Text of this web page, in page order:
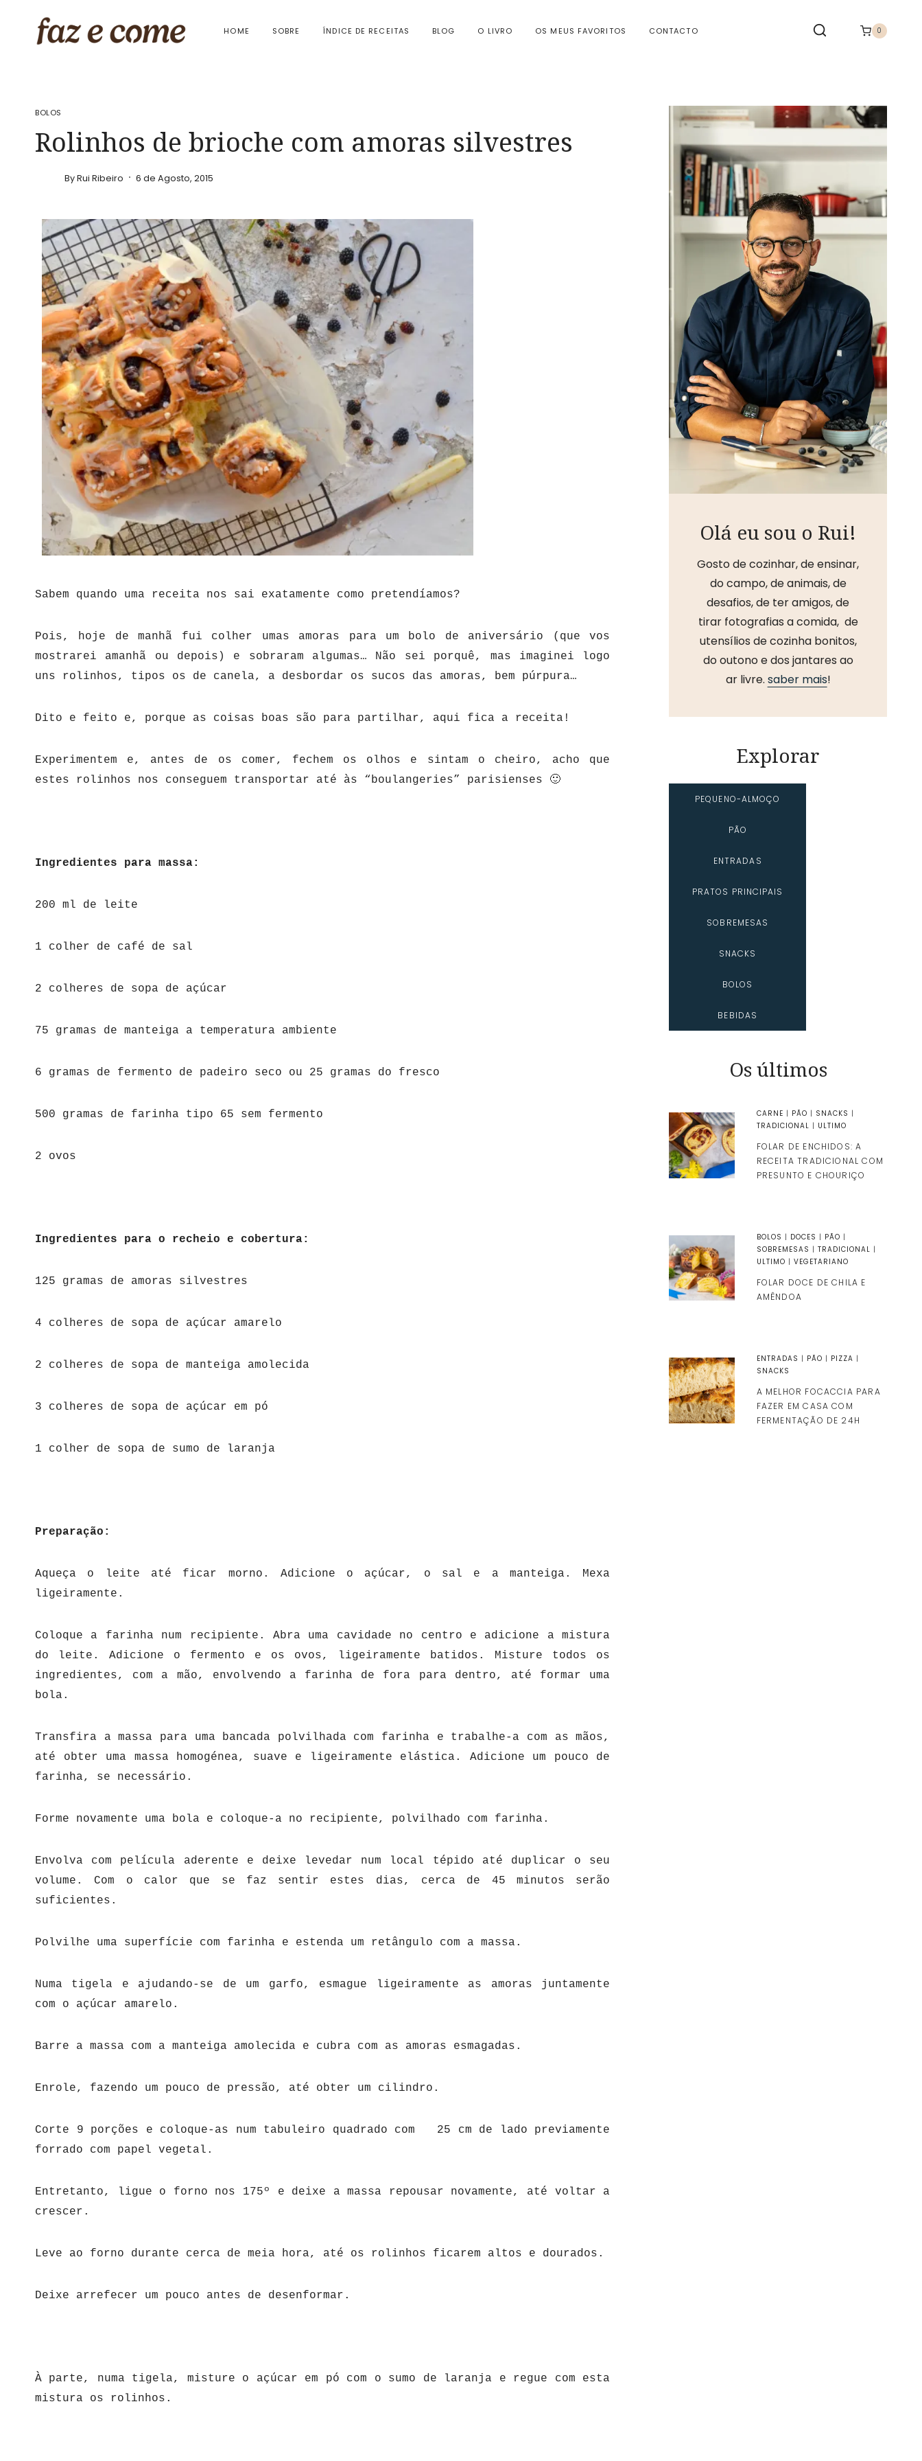
content
HOME SOBRE ÍNDICE DE RECEITAS BLOG O LIVRO OS MEUS FAVORITOS CONTACTO 0
BOLOS
Rolinhos de brioche com amoras silvestres
ByRui Ribeiro 6 de Agosto, 2015
Sabem quando uma receita nos sai exatamente como pretendíamos?
Pois, hoje de manhã fui colher umas amoras para um bolo de aniversário (que vos
mostrarei amanhã ou depois) e sobraram algumas… Não sei porquê, mas imaginei logo
uns rolinhos, tipos os de canela, a desbordar os sucos das amoras, bem púrpura…
Dito e feito e, porque as coisas boas são para partilhar, aqui fica a receita!
Experimentem e, antes de os comer, fechem os olhos e sintam o cheiro, acho que
estes rolinhos nos conseguem transportar até às “boulangeries” parisienses 🙂
Ingredientes para massa:
200 ml de leite
1 colher de café de sal
2 colheres de sopa de açúcar
75 gramas de manteiga a temperatura ambiente
6 gramas de fermento de padeiro seco ou 25 gramas do fresco
500 gramas de farinha tipo 65 sem fermento
2 ovos
Ingredientes para o recheio e cobertura:
125 gramas de amoras silvestres
4 colheres de sopa de açúcar amarelo
2 colheres de sopa de manteiga amolecida
3 colheres de sopa de açúcar em pó
1 colher de sopa de sumo de laranja
Preparação:
Aqueça o leite até ficar morno. Adicione o açúcar, o sal e a manteiga. Mexa
ligeiramente.
Coloque a farinha num recipiente. Abra uma cavidade no centro e adicione a mistura
do leite. Adicione o fermento e os ovos, ligeiramente batidos. Misture todos os
ingredientes, com a mão, envolvendo a farinha de fora para dentro, até formar uma
bola.
Transfira a massa para uma bancada polvilhada com farinha e trabalhe-a com as mãos,
até obter uma massa homogénea, suave e ligeiramente elástica. Adicione um pouco de
farinha, se necessário.
Forme novamente uma bola e coloque-a no recipiente, polvilhado com farinha.
Envolva com película aderente e deixe levedar num local tépido até duplicar o seu
volume. Com o calor que se faz sentir estes dias, cerca de 45 minutos serão
suficientes.
Polvilhe uma superfície com farinha e estenda um retângulo com a massa.
Numa tigela e ajudando-se de um garfo, esmague ligeiramente as amoras juntamente
com o açúcar amarelo.
Barre a massa com a manteiga amolecida e cubra com as amoras esmagadas.
Enrole, fazendo um pouco de pressão, até obter um cilindro.
Corte 9 porções e coloque-as num tabuleiro quadrado com 25 cm de lado previamente
forrado com papel vegetal.
Entretanto, ligue o forno nos 175º e deixe a massa repousar novamente, até voltar a
crescer.
Leve ao forno durante cerca de meia hora, até os rolinhos ficarem altos e dourados.
Deixe arrefecer um pouco antes de desenformar.
À parte, numa tigela, misture o açúcar em pó com o sumo de laranja e regue com esta
mistura os rolinhos.
Olá eu sou o Rui!
Gosto de cozinhar, de ensinar,
do campo, de animais, de
desafios, de ter amigos, de
tirar fotografias a comida, de
utensílios de cozinha bonitos,
do outono e dos jantares ao
ar livre. saber mais!
Explorar
PEQUENO-ALMOÇO
PÃO
ENTRADAS
PRATOS PRINCIPAIS
SOBREMESAS
SNACKS
BOLOS
BEBIDAS
Os últimos
CARNE | PÃO | SNACKS |
TRADICIONAL | ULTIMO
FOLAR DE ENCHIDOS: A
RECEITA TRADICIONAL COM
PRESUNTO E CHOURIÇO
BOLOS | DOCES | PÃO |
SOBREMESAS | TRADICIONAL |
ULTIMO | VEGETARIANO
FOLAR DOCE DE CHILA E
AMÊNDOA
ENTRADAS | PÃO | PIZZA |
SNACKS
A MELHOR FOCACCIA PARA
FAZER EM CASA COM
FERMENTAÇÃO DE 24H